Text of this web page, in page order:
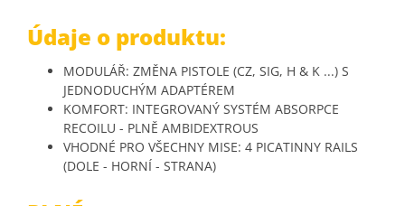
Údaje o produktu:
MODULÁŘ: ZMĚNA PISTOLE (CZ, SIG, H & K ...) S
JEDNODUCHÝM ADAPTÉREM
KOMFORT: INTEGROVANÝ SYSTÉM ABSORPCE
RECOILU - PLNĚ AMBIDEXTROUS
VHODNÉ PRO VŠECHNY MISE: 4 PICATINNY RAILS
(DOLE - HORNÍ - STRANA)